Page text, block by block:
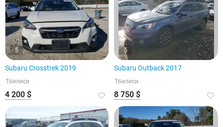
5
Subaru Crosstrek 2019
Тбилиси
4 200 $
5
Subaru Outback 2017
Тбилиси
8 750 $